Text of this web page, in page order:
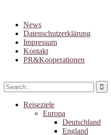
News
Datenschutzerklärung
Impressum
Kontakt
PR&Kooperationen
Reiseziele
Europa
Deutschland
England